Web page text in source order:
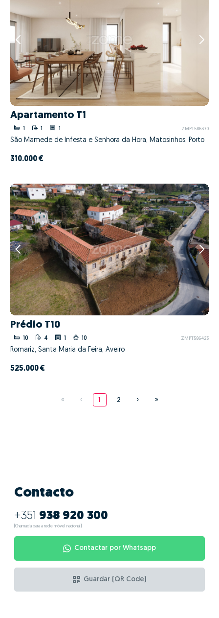
Apartamento T1
1 1 1 ZMPT586370
São Mamede de Infesta e Senhora da Hora, Matosinhos, Porto
310.000 €
Prédio T10
10 4 1 10 ZMPT586423
Romariz, Santa Maria da Feira, Aveiro
525.000 €
« ‹ 1 2 › »
Contacto
+351 938 920 300
(Chamada para a rede móvel nacional)
Contactar por Whatsapp
Guardar (QR Code)